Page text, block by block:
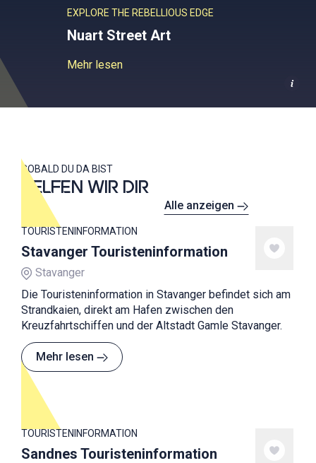
EXPLORE THE REBELLIOUS EDGE
Nuart Street Art
Mehr lesen
SOBALD DU DA BIST
HELFEN WIR DIR
Alle anzeigen
TOURISTENINFORMATION
Stavanger Touristeninformation
Stavanger
Die Touristeninformation in Stavanger befindet sich am
Strandkaien, direkt am Hafen zwischen den
Kreuzfahrtschiffen und der Altstadt Gamle Stavanger.
Mehr lesen
TOURISTENINFORMATION
Sandnes Touristeninformation